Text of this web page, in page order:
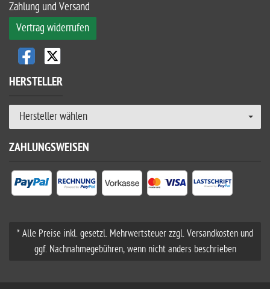
Zahlung und Versand
Vertrag widerrufen
HERSTELLER
Hersteller wählen
ZAHLUNGSWEISEN
* Alle Preise inkl. gesetzl. Mehrwertsteuer zzgl. Versandkosten und
ggf. Nachnahmegebühren, wenn nicht anders beschrieben